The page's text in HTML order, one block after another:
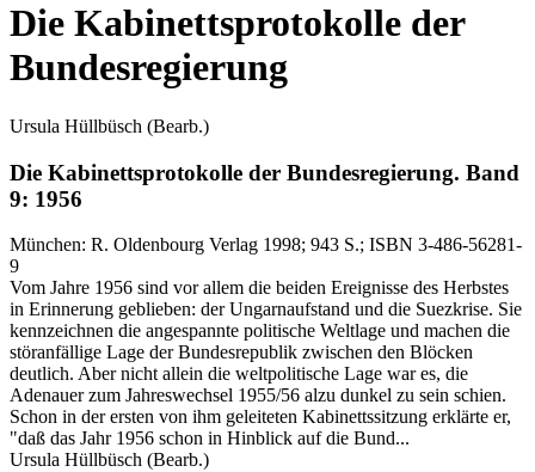
Die Kabinettsprotokolle der
Bundesregierung
Ursula Hüllbüsch (Bearb.)
Die Kabinettsprotokolle der Bundesregierung. Band
9: 1956
München: R. Oldenbourg Verlag 1998; 943 S.; ISBN 3-486-56281-
9
Vom Jahre 1956 sind vor allem die beiden Ereignisse des Herbstes
in Erinnerung geblieben: der Ungarnaufstand und die Suezkrise. Sie
kennzeichnen die angespannte politische Weltlage und machen die
störanfällige Lage der Bundesrepublik zwischen den Blöcken
deutlich. Aber nicht allein die weltpolitische Lage war es, die
Adenauer zum Jahreswechsel 1955/56 alzu dunkel zu sein schien.
Schon in der ersten von ihm geleiteten Kabinettssitzung erklärte er,
"daß das Jahr 1956 schon in Hinblick auf die Bund...
Ursula Hüllbüsch (Bearb.)